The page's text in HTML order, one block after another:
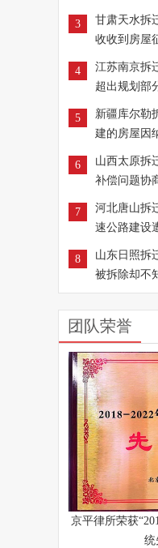
3
甘肃天水拆
收收到房屋
4
江苏南京拆
超出规划部
5
新疆库尔勒
建的房屋因
6
山西太原拆
补偿问题协
7
河北唐山拆
速公路建设
8
山东日照拆
被拆除却不
团队荣誉
京平律所荣获
统